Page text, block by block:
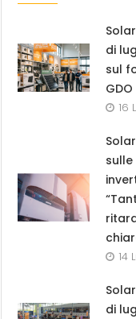
di
sul
GDO
16
sulle
14
di